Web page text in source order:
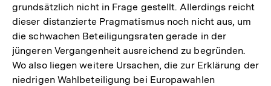
grundsätzlich nicht in Frage gestellt. Allerdings reicht
dieser distanzierte Pragmatismus noch nicht aus, um
die schwachen Beteiligungsraten gerade in der
jüngeren Vergangenheit ausreichend zu begründen.
Wo also liegen weitere Ursachen, die zur Erklärung der
niedrigen Wahlbeteiligung bei Europawahlen